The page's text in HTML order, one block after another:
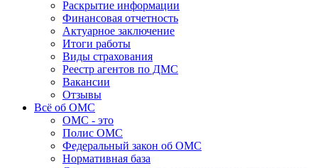
Раскрытие информации
Финансовая отчетность
Актуарное заключение
Итоги работы
Виды страхования
Реестр агентов по ДМС
Вакансии
Отзывы
Всё об ОМС
ОМС - это
Полис ОМС
Федеральный закон об ОМС
Нормативная база